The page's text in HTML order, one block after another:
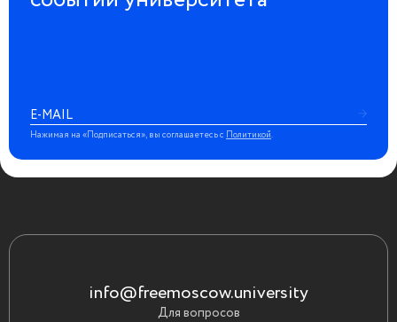
Нажимая на «Подписаться», вы соглашаетесь с Политикой.
info@freemoscow.university
Для вопросов